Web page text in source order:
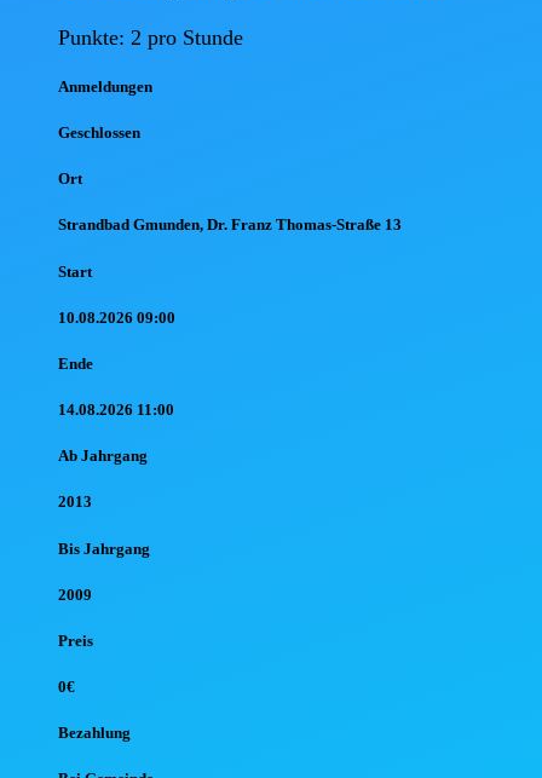
Anmeldungen
Geschlossen
Ort
Strandbad Gmunden, Dr. Franz Thomas-Straße 13
Start
10.08.2026 09:00
Ende
14.08.2026 11:00
Ab Jahrgang
2013
Bis Jahrgang
2009
Preis
0€
Bezahlung